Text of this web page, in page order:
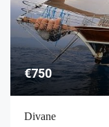
€750
Divane